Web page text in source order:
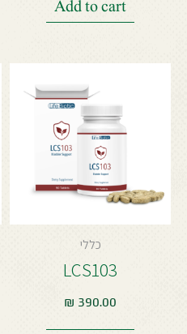
Add to cart
כללי
LCS103
390.00
₪